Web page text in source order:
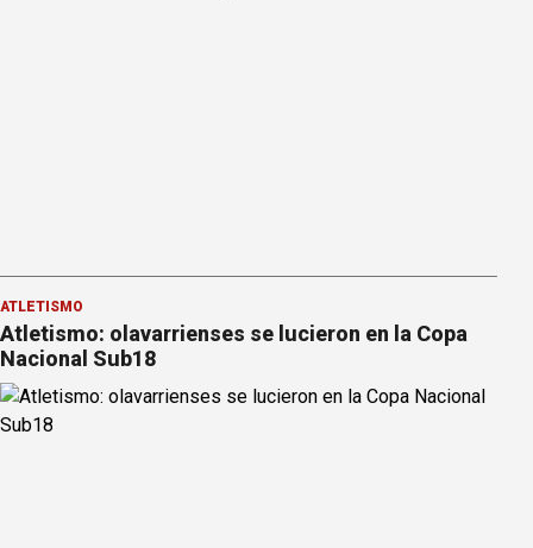
ATLETISMO
Atletismo: olavarrienses se lucieron en la Copa
Nacional Sub18